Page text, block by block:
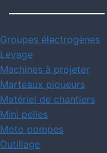
Groupes électrogènes
Levage
Machines à projeter
Marteaux piqueurs
Matériel de chantiers
Mini pelles
Moto pompes
Outillage